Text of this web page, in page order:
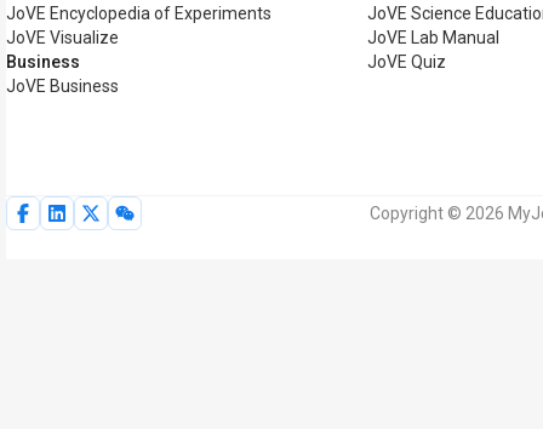
JoVE Encyclopedia of Experiments
JoVE Visualize
Business
JoVE Business
JoVE Science
JoVE Lab Manual
JoVE Quiz
Copyright © 2026